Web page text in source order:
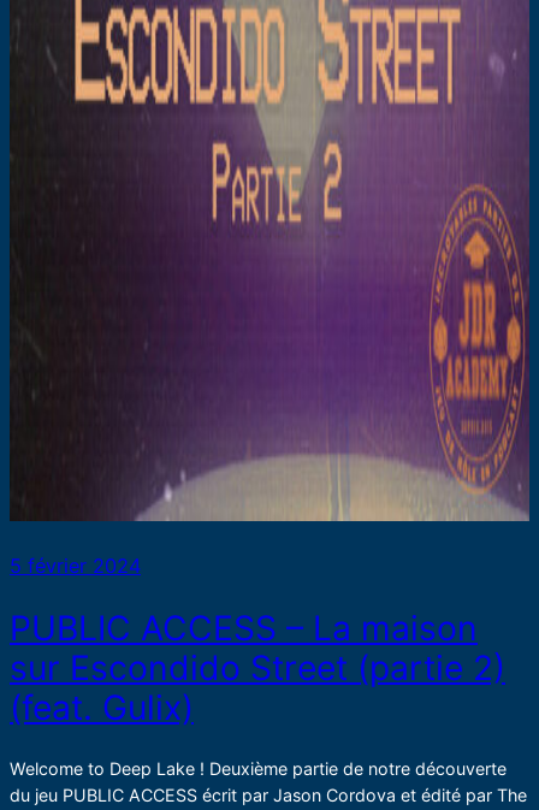
5 février 2024
PUBLIC ACCESS – La maison
sur Escondido Street (partie 2)
(feat. Gulix)
Welcome to Deep Lake ! Deuxième partie de notre découverte
du jeu PUBLIC ACCESS écrit par Jason Cordova et édité par The